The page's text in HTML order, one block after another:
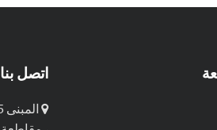
اتصل بنا